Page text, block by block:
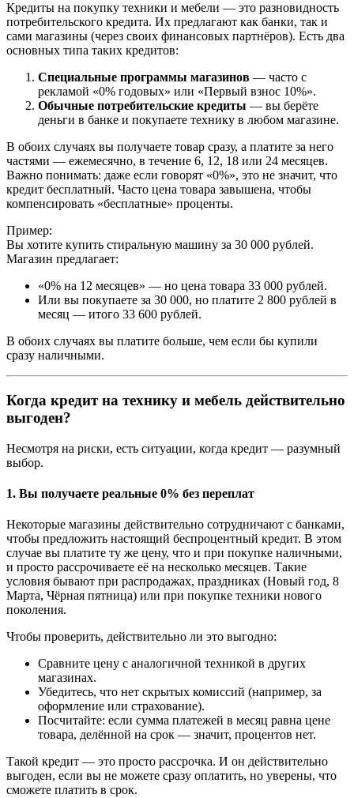
Кредиты на покупку техники и мебели — это разновидность
потребительского кредита. Их предлагают как банки, так и
сами магазины (через своих финансовых партнёров). Есть два
основных типа таких кредитов:
Специальные программы магазинов — часто с
рекламой «0% годовых» или «Первый взнос 10%».
Обычные потребительские кредиты — вы берёте
деньги в банке и покупаете технику в любом магазине.
В обоих случаях вы получаете товар сразу, а платите за него
частями — ежемесячно, в течение 6, 12, 18 или 24 месяцев.
Важно понимать: даже если говорят «0%», это не значит, что
кредит бесплатный. Часто цена товара завышена, чтобы
компенсировать «бесплатные» проценты.
Пример:
Вы хотите купить стиральную машину за 30 000 рублей.
Магазин предлагает:
«0% на 12 месяцев» — но цена товара 33 000 рублей.
Или вы покупаете за 30 000, но платите 2 800 рублей в
месяц — итого 33 600 рублей.
В обоих случаях вы платите больше, чем если бы купили
сразу наличными.
Когда кредит на технику и мебель действительно
выгоден?
Несмотря на риски, есть ситуации, когда кредит — разумный
выбор.
1. Вы получаете реальные 0% без переплат
Некоторые магазины действительно сотрудничают с банками,
чтобы предложить настоящий беспроцентный кредит. В этом
случае вы платите ту же цену, что и при покупке наличными,
и просто рассрочиваете её на несколько месяцев. Такие
условия бывают при распродажах, праздниках (Новый год, 8
Марта, Чёрная пятница) или при покупке техники нового
поколения.
Чтобы проверить, действительно ли это выгодно:
Сравните цену с аналогичной техникой в других
магазинах.
Убедитесь, что нет скрытых комиссий (например, за
оформление или страхование).
Посчитайте: если сумма платежей в месяц равна цене
товара, делённой на срок — значит, процентов нет.
Такой кредит — это просто рассрочка. И он действительно
выгоден, если вы не можете сразу оплатить, но уверены, что
сможете платить в срок.